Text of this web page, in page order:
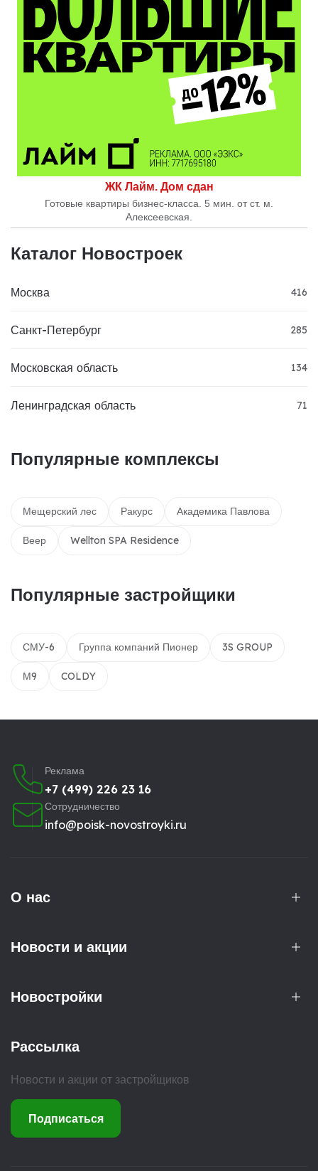
ЖК Лайм. Дом сдан
Готовые квартиры бизнес-класса. 5 мин. от ст. м.
Алексеевская.
Каталог Новостроек
Москва 416
Санкт-Петербург 285
Московская область 134
Ленинградская область 71
Популярные комплексы
Мещерский лес Ракурс Академика Павлова
Веер Wellton SPA Residence
Популярные застройщики
СМУ-6 Группа компаний Пионер 3S GROUP
М9 COLDY
Реклама
+7 (499) 226 23 16
Сотрудничество
info@poisk-novostroyki.ru
О нас
Новости и акции
Новостройки
Рассылка
Новости и акции от застройщиков
Подписаться